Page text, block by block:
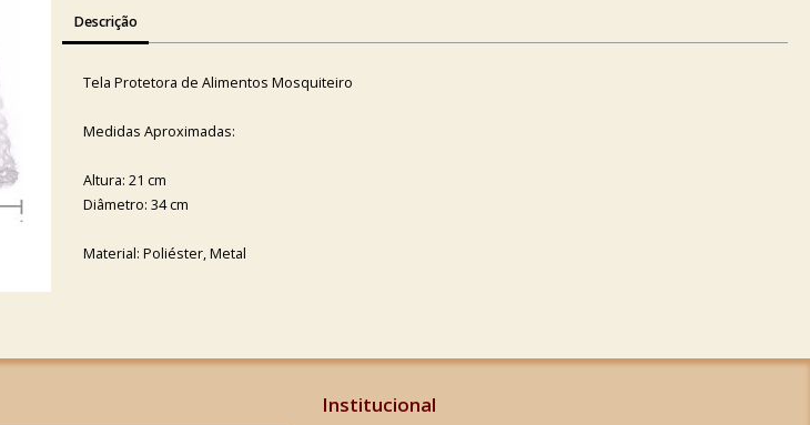
Descrição
Tela Protetora de Alimentos Mosquiteiro
Medidas Aproximadas:
Altura: 21 cm
Diâmetro: 34 cm
Material: Poliéster, Metal
Institucional